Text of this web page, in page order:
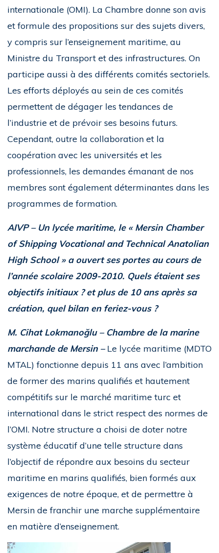
internationale (OMI). La Chambre donne son avis
et formule des propositions sur des sujets divers,
y compris sur l’enseignement maritime, au
Ministre du Transport et des infrastructures. On
participe aussi à des différents comités sectoriels.
Les efforts déployés au sein de ces comités
permettent de dégager les tendances de
l’industrie et de prévoir ses besoins futurs.
Cependant, outre la collaboration et la
coopération avec les universités et les
professionnels, les demandes émanant de nos
membres sont également déterminantes dans les
programmes de formation.
AIVP – Un lycée maritime, le « Mersin Chamber
of Shipping Vocational and Technical Anatolian
High School » a ouvert ses portes au cours de
l’année scolaire 2009-2010. Quels étaient ses
objectifs initiaux ? et plus de 10 ans après sa
création, quel bilan en feriez-vous ?
M. Cihat Lokmanoğlu – Chambre de la marine
marchande de Mersin –Le lycée maritime (MDTO
MTAL) fonctionne depuis 11 ans avec l’ambition
de former des marins qualifiés et hautement
compétitifs sur le marché maritime turc et
international dans le strict respect des normes de
l’OMI. Notre structure a choisi de doter notre
système éducatif d’une telle structure dans
l’objectif de répondre aux besoins du secteur
maritime en marins qualifiés, bien formés aux
exigences de notre époque, et de permettre à
Mersin de franchir une marche supplémentaire
en matière d’enseignement.